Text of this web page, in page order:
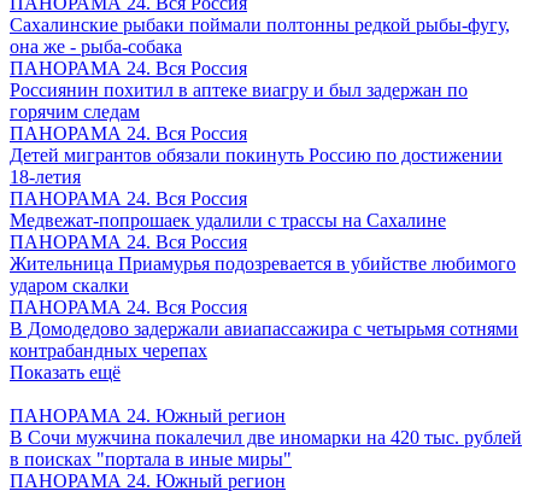
Сахалинские рыбаки поймали полтонны редкой рыбы-фугу,
она же - рыба-собака
ПАНОРАМА 24. Вся Россия
Россиянин похитил в аптеке виагру и был задержан по
горячим следам
ПАНОРАМА 24. Вся Россия
Детей мигрантов обязали покинуть Россию по достижении
18-летия
ПАНОРАМА 24. Вся Россия
Медвежат-попрошаек удалили с трассы на Сахалине
ПАНОРАМА 24. Вся Россия
Жительница Приамурья подозревается в убийстве любимого
ударом скалки
ПАНОРАМА 24. Вся Россия
В Домодедово задержали авиапассажира с четырьмя сотнями
контрабандных черепах
Показать ещё
ПАНОРАМА 24. Южный регион
В Сочи мужчина покалечил две иномарки на 420 тыс. рублей
в поисках "портала в иные миры"
ПАНОРАМА 24. Южный регион